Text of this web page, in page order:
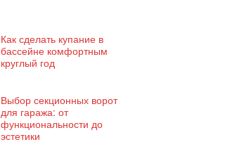
Как сделать купание в
бассейне комфортным
круглый год
Выбор секционных ворот
для гаража: от
функциональности до
эстетики